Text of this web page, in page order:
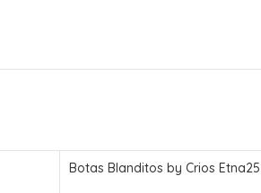
Botas Blanditos by Crios